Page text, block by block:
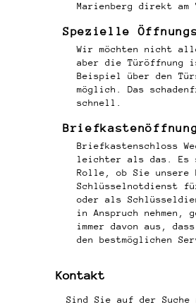
Marienberg direkt am
Spezielle
Wir möchten nicht
aber die Türöffnung
Beispiel über den
möglich. Das
schnell.
Briefkastenschloss
leichter als das. Es
Rolle, ob Sie unsere
Schlüsselnotdienst
oder als
in Anspruch nehmen,
immer davon aus,
den bestmöglichen
Kontakt
Sind Sie auf der Suche